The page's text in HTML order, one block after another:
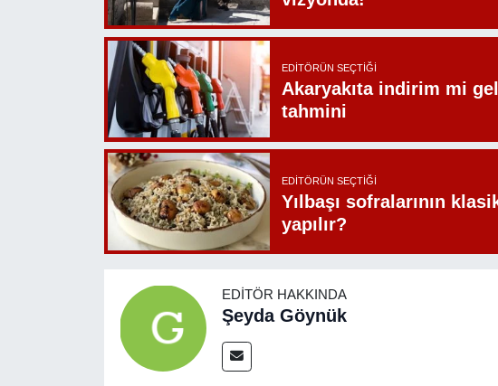
EDITÖRÜN SEÇTIĞI
Akaryakıta indirim mi
tahmini
EDITÖRÜN SEÇTIĞI
Yılbaşı sofralarının
yapılır?
EDITÖR HAKKINDA
Şeyda Göynük